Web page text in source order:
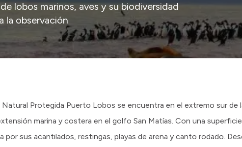
lobos marinos, aves y su biodiversidad
la observación
Natural Protegida Puerto Lobos se encuentra en el extremo sur de
marina y costera en el golfo San Matías. Con una
por sus acantilados, restingas, playas de arena y canto rodado.